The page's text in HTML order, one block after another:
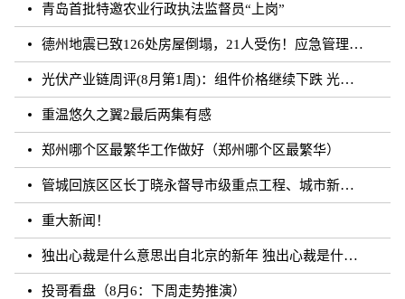
青岛首批特邀农业行政执法监督员“上岗”
德州地震已致126处房屋倒塌，21人受伤！应急管理部派出工作组赶赴山东
光伏产业链周评(8月第1周)：组件价格继续下跌 光伏胶膜价格探涨
重温悠久之翼2最后两集有感
郑州哪个区最繁华工作做好（郑州哪个区最繁华）
管城回族区区长丁晓永督导市级重点工程、城市新建道路及学校建设工作
重大新闻！
独出心裁是什么意思出自北京的新年 独出心裁是什么意思
投哥看盘（8月6：下周走势推演）